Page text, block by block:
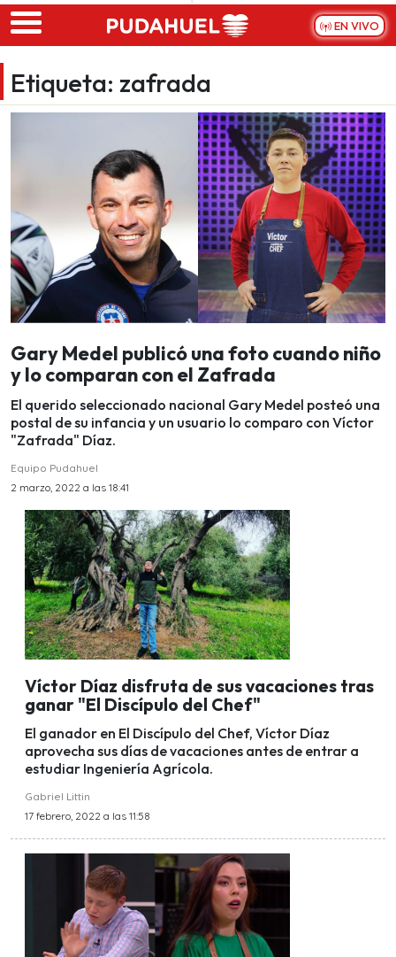
Skip to main content
EN VIVO
Etiqueta: zafrada
Gary Medel publicó una foto cuando niño
y lo comparan con el Zafrada
El querido seleccionado nacional Gary Medel posteó una
postal de su infancia y un usuario lo comparo con Víctor
"Zafrada" Díaz.
Equipo Pudahuel
2 marzo, 2022 a las 18:41
Víctor Díaz disfruta de sus vacaciones tras
ganar "El Discípulo del Chef"
El ganador en El Discípulo del Chef, Víctor Díaz
aprovecha sus días de vacaciones antes de entrar a
estudiar Ingeniería Agrícola.
Gabriel Littin
17 febrero, 2022 a las 11:58